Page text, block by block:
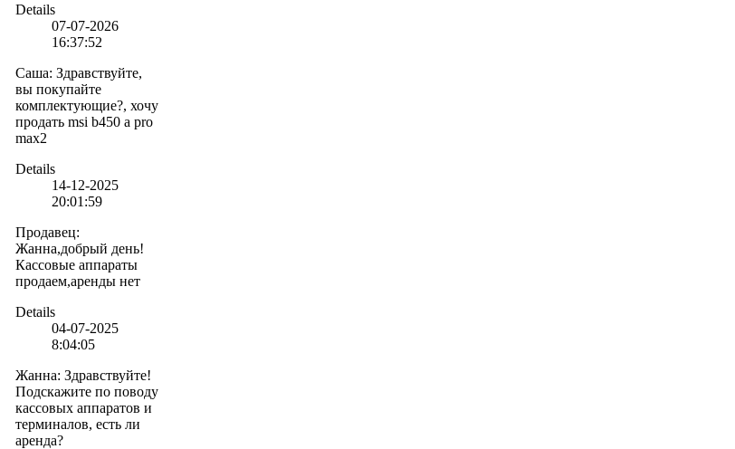
Details
07-07-2026
16:37:52
Саша: Здравствуйте,
вы покупайте
комплектующие?, хочу
продать msi b450 a pro
max2
Details
14-12-2025
20:01:59
Продавец:
Жанна,добрый день!
Кассовые аппараты
продаем,аренды нет
Details
04-07-2025
8:04:05
Жанна: Здравствуйте!
Подскажите по поводу
кассовых аппаратов и
терминалов, есть ли
аренда?